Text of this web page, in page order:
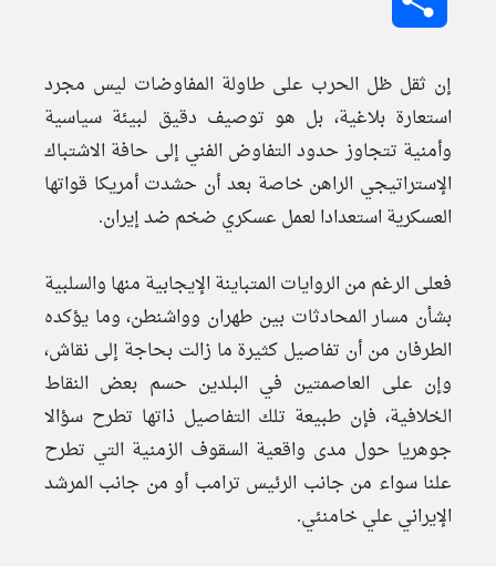
إن ثقل ظل الحرب على طاولة المفاوضات ليس مجرد
استعارة بلاغية، بل هو توصيف دقيق لبيئة سياسية
وأمنية تتجاوز حدود التفاوض الفني إلى حافة الاشتباك
الإستراتيجي الراهن خاصة بعد أن حشدت أمريكا قواتها
العسكرية استعدادا لعمل عسكري ضخم ضد إيران.
فعلى الرغم من الروايات المتباينة الإيجابية منها والسلبية
بشأن مسار المحادثات بين طهران وواشنطن، وما يؤكده
الطرفان من أن تفاصيل كثيرة ما زالت بحاجة إلى نقاش،
وإن على العاصمتين في البلدين حسم بعض النقاط
الخلافية، فإن طبيعة تلك التفاصيل ذاتها تطرح سؤالا
جوهريا حول مدى واقعية السقوف الزمنية التي تطرح
علنا سواء من جانب الرئيس ترامب أو من جانب المرشد
الإيراني علي خامنئي.